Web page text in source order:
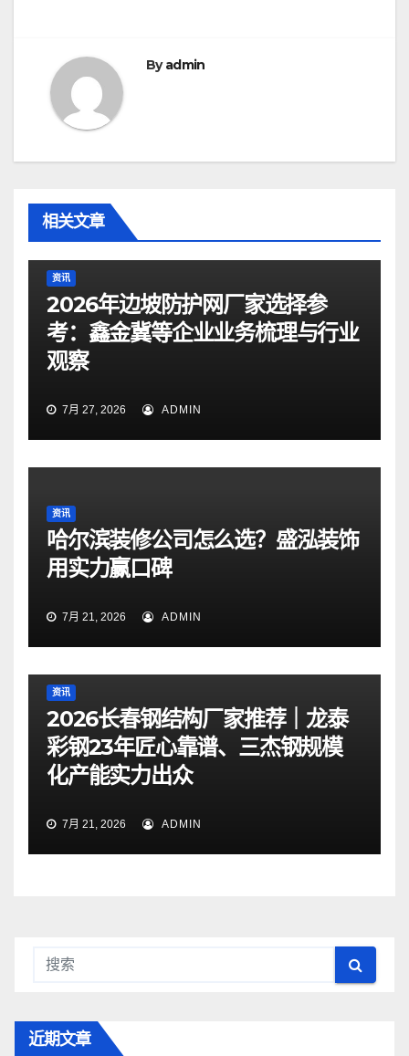
航
Byadmin
相关文章
资讯
2026年边坡防护网厂家选择参
考：鑫金冀等企业业务梳理与行业
观察
7月 27, 2026 ADMIN
资讯
哈尔滨装修公司怎么选？盛泓装饰
用实力赢口碑
7月 21, 2026 ADMIN
资讯
2026长春钢结构厂家推荐｜龙泰
彩钢23年匠心靠谱、三杰钢规模
化产能实力出众
7月 21, 2026 ADMIN
近期文章